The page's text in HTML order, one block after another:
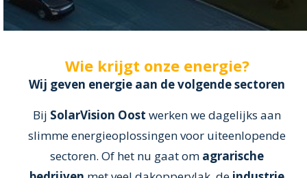
Wie krijgt onze energie?
Wij geven energie aan de volgende sectoren
Bij SolarVision Oost werken we dagelijks aan
slimme energieoplossingen voor uiteenlopende
sectoren. Of het nu gaat om agrarische